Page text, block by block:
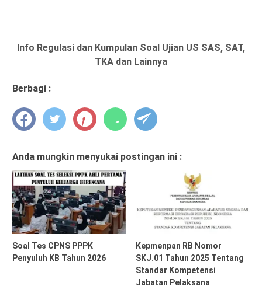
Info Regulasi dan Kumpulan Soal Ujian US SAS, SAT,
TKA dan Lainnya
Berbagi :
Anda mungkin menyukai postingan ini :
Soal Tes CPNS PPPK
Penyuluh KB Tahun 2026
Kepmenpan RB Nomor
SKJ.01 Tahun 2025 Tentang
Standar Kompetensi
Jabatan Pelaksana